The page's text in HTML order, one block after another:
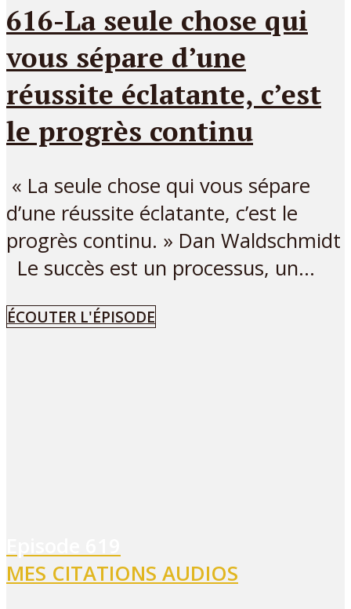
616-La seule chose qui
vous sépare d’une
réussite éclatante, c’est
le progrès continu
« La seule chose qui vous sépare
d’une réussite éclatante, c’est le
progrès continu. » Dan Waldschmidt
Le succès est un processus, un...
ÉCOUTER L'ÉPISODE
MES CITATIONS AUDIOS